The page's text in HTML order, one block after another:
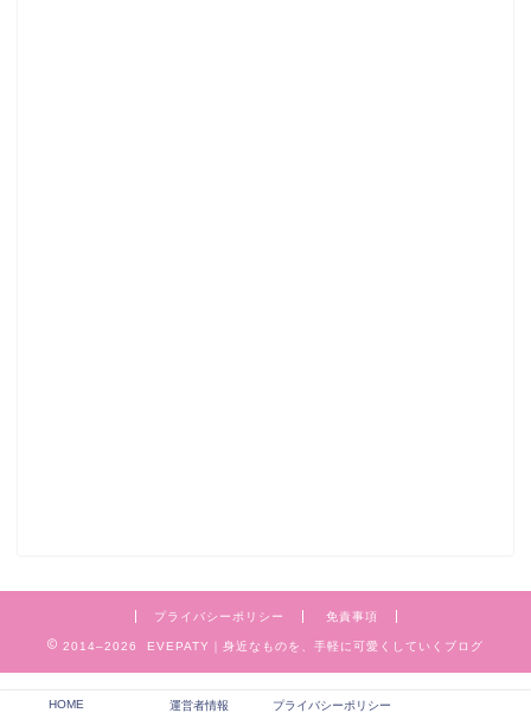
プライバシーポリシー 免責事項
2014–2026 EVEPATY｜身近なものを、手軽に可愛くしていくブログ
HOME 運営者情報 プライバシーポリシー